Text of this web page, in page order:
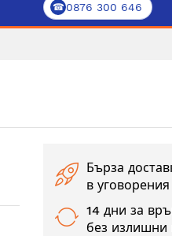
☎ 0876 300 646
Бърза
в
14 дни за
без излишни